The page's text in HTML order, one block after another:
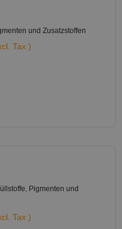
und Zusatzstoffen
Tax )
, Pigmenten und
Tax )